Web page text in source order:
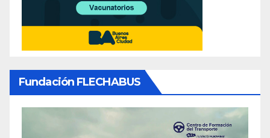
Fundación FLECHABUS